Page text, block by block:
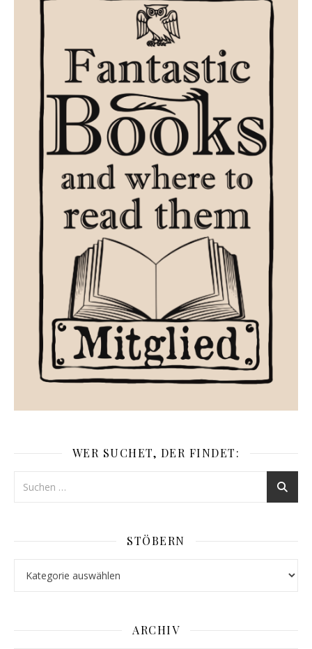
WER SUCHET, DER FINDET:
STÖBERN
ARCHIV